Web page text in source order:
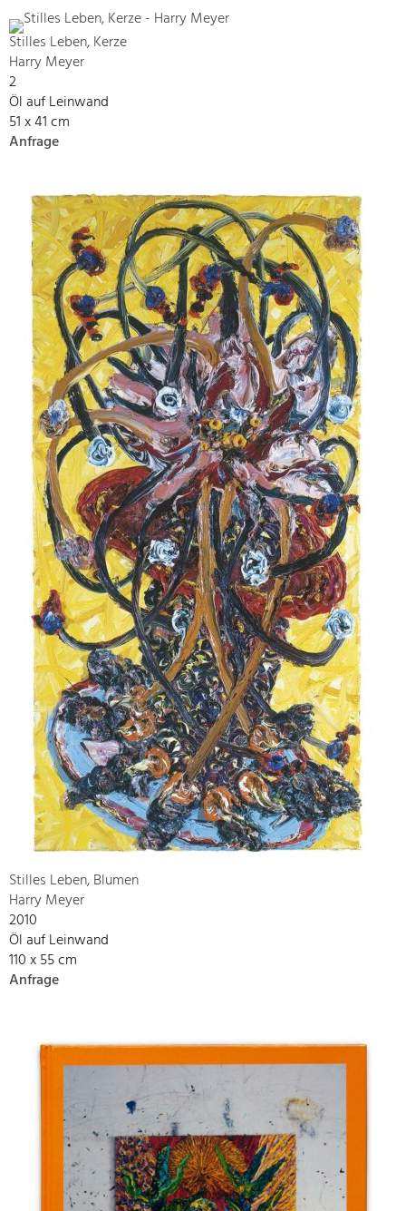
Stilles Leben, Kerze
Harry Meyer
2
Öl auf Leinwand
51 x 41 cm
Anfrage
Stilles Leben, Blumen
Harry Meyer
2010
Öl auf Leinwand
110 x 55 cm
Anfrage